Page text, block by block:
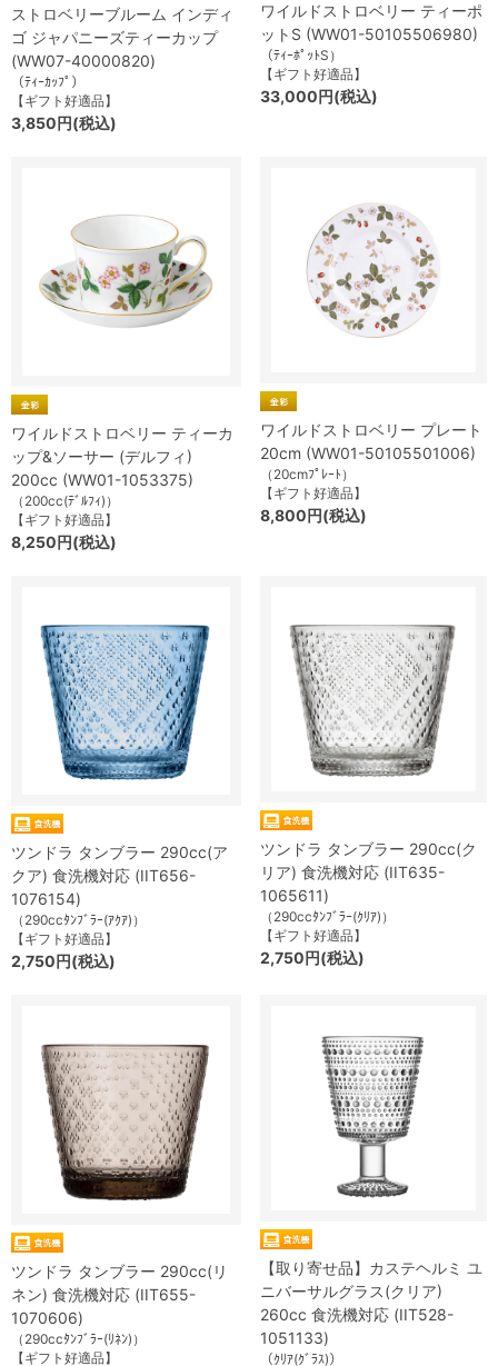
ストロベリーブルーム インディ
ゴ ジャパニーズティーカップ
(WW07-40000820)
（ﾃｨｰｶｯﾌﾟ）
【ギフト好適品】
3,850円(税込)
ワイルドストロベリー ティーポ
ットS (WW01-50105506980)
（ﾃｨｰﾎﾟｯﾄS）
【ギフト好適品】
33,000円(税込)
ワイルドストロベリー ティーカ
ップ&ソーサー (デルフィ)
200cc (WW01-1053375)
（200cc(ﾃﾞﾙﾌｨ)）
【ギフト好適品】
8,250円(税込)
ワイルドストロベリー プレート
20cm (WW01-50105501006)
（20cmﾌﾟﾚｰﾄ）
【ギフト好適品】
8,800円(税込)
ツンドラ タンブラー 290cc(ア
クア) 食洗機対応 (IIT656-
1076154)
（290ccﾀﾝﾌﾞﾗｰ(ｱｸｱ)）
【ギフト好適品】
2,750円(税込)
ツンドラ タンブラー 290cc(ク
リア) 食洗機対応 (IIT635-
1065611)
（290ccﾀﾝﾌﾞﾗｰ(ｸﾘｱ)）
【ギフト好適品】
2,750円(税込)
ツンドラ タンブラー 290cc(リ
ネン) 食洗機対応 (IIT655-
1070606)
（290ccﾀﾝﾌﾞﾗｰ(ﾘﾈﾝ)）
【ギフト好適品】
【取り寄せ品】カステヘルミ ユ
ニバーサルグラス(クリア)
260cc 食洗機対応 (IIT528-
1051133)
（ｸﾘｱ(ｸﾞﾗｽ)）